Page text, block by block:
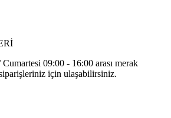
09:00 - 16:00 arası merak
için ulaşabilirsiniz.